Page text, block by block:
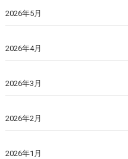
2026年5月
2026年4月
2026年3月
2026年2月
2026年1月